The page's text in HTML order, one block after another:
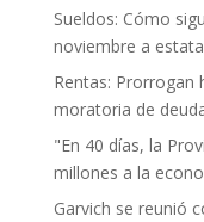
Sueldos: Cómo
noviembre a
Rentas: Prorrogan
moratoria de
"En 40 días, la
millones a la
Garvich se reunió